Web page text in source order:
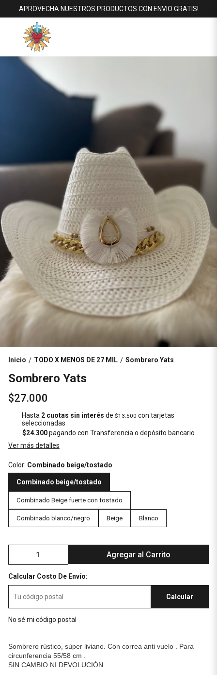
APROVECHA NUESTROS PRODUCTOS CON ENVIO GRATIS!
Inicio / TODO X MENOS DE 27 MIL / Sombrero Yats
Sombrero Yats
$27.000
Hasta 2 cuotas sin interés de $13.500 con tarjetas
seleccionadas
$24.300pagando con Transferencia o depósito bancario
Ver más detalles
Color: Combinado beige/tostado
Combinado beige/tostado
Combinado Beige fuerte con tostado
Combinado blanco/negro Beige Blanco
Agregar al Carrito
Calcular Costo De Envío:
Calcular
No sé mi código postal
Sombrero rústico, súper liviano. Con correa anti vuelo . Para
circunferencia 55/58 cm .
SIN CAMBIO NI DEVOLUCIÓN